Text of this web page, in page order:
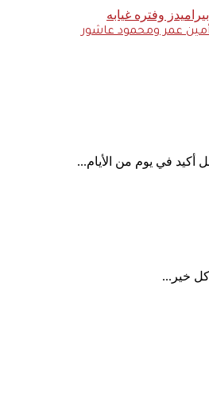
عمر ومحمود عاشور
في يوم من الأيام...
كل خير...